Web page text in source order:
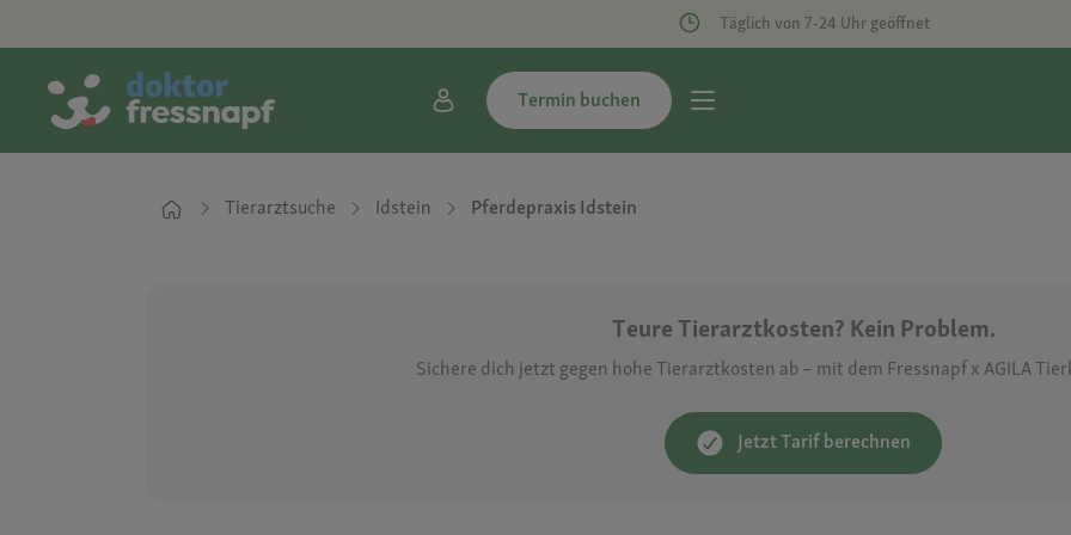
Täglich von 7-24 Uhr geöffnet
Termin buchen
Tierarztsuche Idstein Pferdepraxis Idstein
Teure Tierarztkosten? Kein Problem.
Sichere dich jetzt gegen hohe Tierarztkosten ab – mit dem Fressnapf x AGILA
Jetzt Tarif berechnen